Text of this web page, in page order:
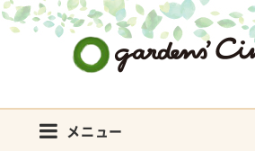
メニュー